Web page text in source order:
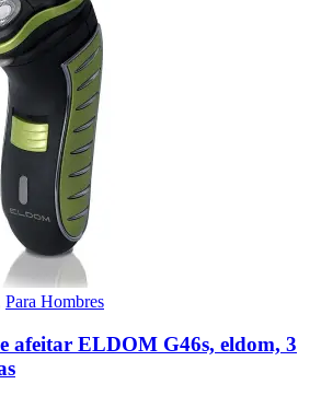
Para Hombres
afeitar ELDOM G46s, eldom, 3